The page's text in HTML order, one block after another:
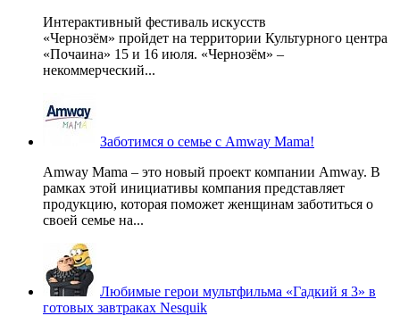
Интерактивный фестиваль искусств
«Чернозём» пройдет на территории Культурного центра
«Почаина» 15 и 16 июля. «Чернозём» –
некоммерческий...
Заботимся о семье с Amway Mama!
Amway Mama – это новый проект компании Amway. В
рамках этой инициативы компания представляет
продукцию, которая поможет женщинам заботиться о
своей семье на...
Любимые герои мультфильма «Гадкий я 3» в
готовых завтраках Nesquik